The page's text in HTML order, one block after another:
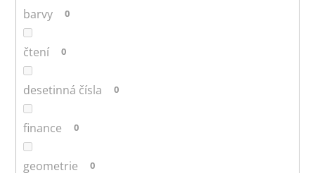
barvy 0
čtení 0
desetinná čísla 0
finance 0
geometrie 0